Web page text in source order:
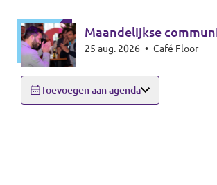
Maandelijkse
Rotterdam
25 aug. 2026 • Café Floor
Toevoegen aan agenda